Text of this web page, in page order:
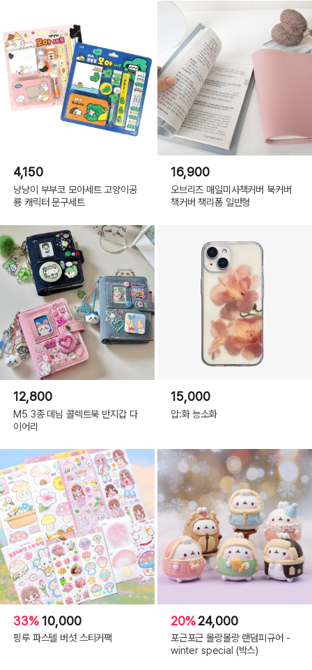
4,150
냥냥이 부부코 모아세트 고양이공
룡 캐릭터 문구세트
16,900
오브리즈 매일미사책커버 북커버
책커버 책리폼 일반형
12,800
M5 3종 데님 콜렉트북 반지갑 다
이어리
15,000
압:화 능소화
33% 10,000
핑루 파스텔 버섯 스티커팩
20%24,000
포근포근 몰랑몰랑 랜덤피규어 -
winter special (박스)